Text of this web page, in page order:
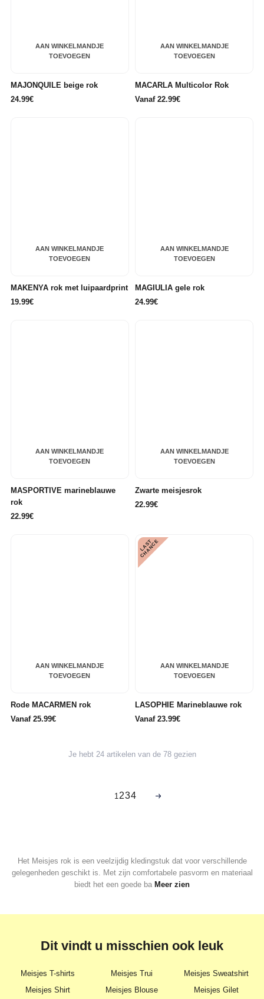
AAN WINKELMANDJE
TOEVOEGEN
MAJONQUILE beige rok
24.99€
AAN WINKELMANDJE
TOEVOEGEN
MACARLA Multicolor Rok
Vanaf 22.99€
AAN WINKELMANDJE
TOEVOEGEN
MAKENYA rok met luipaardprint
19.99€
AAN WINKELMANDJE
TOEVOEGEN
MAGIULIA gele rok
24.99€
AAN WINKELMANDJE
TOEVOEGEN
MASPORTIVE marineblauwe
rok
22.99€
AAN WINKELMANDJE
TOEVOEGEN
Zwarte meisjesrok
22.99€
AAN WINKELMANDJE
TOEVOEGEN
Rode MACARMEN rok
Vanaf 25.99€
AAN WINKELMANDJE
TOEVOEGEN
L
A
S
T
C
H
A
N
C
E
LASOPHIE Marineblauwe rok
Vanaf 23.99€
Je hebt 24 artikelen van de 78 gezien
1 234
Het Meisjes rok is een veelzijdig kledingstuk dat voor verschillende
gelegenheden geschikt is. Met zijn comfortabele pasvorm en materiaal
biedt het een goede ba Meer zien
Dit vindt u misschien ook leuk
Meisjes T-shirts Meisjes Trui
Meisjes Sweatshirt
Meisjes Shirt
Meisjes Blouse Meisjes Gilet